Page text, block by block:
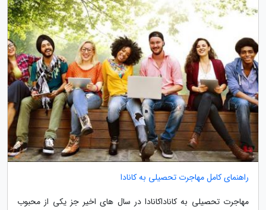
راهنمای کامل مهاجرت تحصیلی به کانادا
مهاجرت تحصیلی به کاناداکانادا در سال های اخیر جز یکی از محبوب